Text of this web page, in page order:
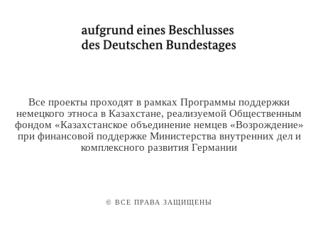
Все проекты проходят в рамках Программы поддержки
немецкого этноса в Казахстане, реализуемой Общественным
фондом «Казахстанское объединение немцев «Возрождение»
при финансовой поддержке Министерства внутренних дел и
комплексного развития Германии
© ВСЕ ПРАВА ЗАЩИЩЕНЫ